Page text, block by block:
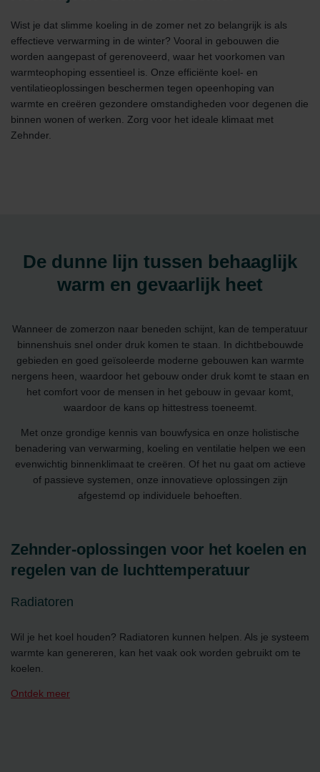
Wist je dat slimme koeling in de zomer net zo belangrijk is als
effectieve verwarming in de winter? Vooral in gebouwen die
worden aangepast of gerenoveerd, waar het voorkomen van
warmteophoping essentieel is. Onze efficiënte koel- en
ventilatieoplossingen beschermen tegen opeenhoping van
warmte en creëren gezondere omstandigheden voor degenen die
binnen wonen of werken. Zorg voor het ideale klimaat met
Zehnder.
De dunne lijn tussen behaaglijk
warm en gevaarlijk heet
Wanneer de zomerzon naar beneden schijnt, kan de temperatuur
binnenshuis snel onder druk komen te staan. In dichtbebouwde
gebieden en goed geïsoleerde moderne gebouwen kan warmte
nergens heen, waardoor het gebouw onder druk komt te staan en
het comfort voor de mensen in het gebouw in gevaar komt,
waardoor de kans op hittestress toeneemt.
Met onze grondige kennis van bouwfysica en onze holistische
benadering van verwarming, koeling en ventilatie helpen we een
evenwichtig binnenklimaat te creëren. Of het nu gaat om actieve
of passieve systemen, onze innovatieve oplossingen zijn
afgestemd op individuele behoeften.
Zehnder-oplossingen voor het koelen en
regelen van de luchttemperatuur
Radiatoren
Wil je het koel houden? Radiatoren kunnen helpen. Als je systeem
warmte kan genereren, kan het vaak ook worden gebruikt om te
koelen.
Ontdek meer